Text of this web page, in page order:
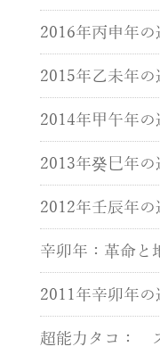
2016年丙申年の
2015年乙未年の
2014年甲午年の
2013年癸巳年の
2012年壬辰年の
辛卯年：革命と
2011年辛卯年の
超能力タコ：